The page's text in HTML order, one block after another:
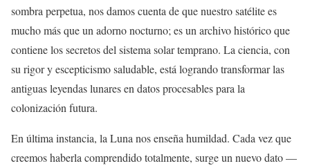
sombra perpetua, nos damos cuenta de que nuestro satélite es
mucho más que un adorno nocturno; es un archivo histórico que
contiene los secretos del sistema solar temprano. La ciencia, con
su rigor y escepticismo saludable, está logrando transformar las
antiguas leyendas lunares en datos procesables para la
colonización futura.
En última instancia, la Luna nos enseña humildad. Cada vez que
creemos haberla comprendido totalmente, surge un nuevo dato —